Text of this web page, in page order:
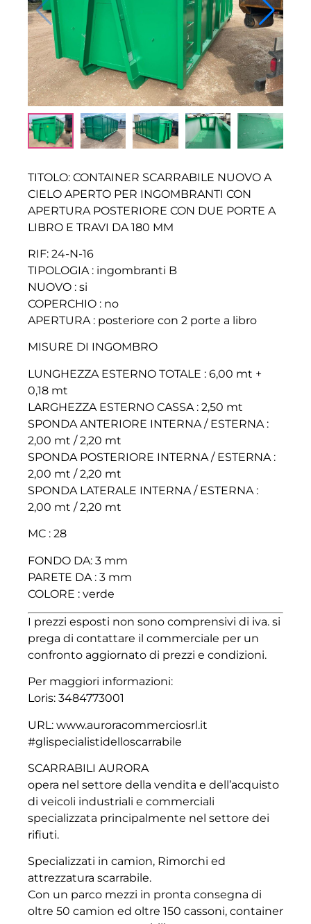
TITOLO: CONTAINER SCARRABILE NUOVO A
CIELO APERTO PER INGOMBRANTI CON
APERTURA POSTERIORE CON DUE PORTE A
LIBRO E TRAVI DA 180 MM
RIF: 24-N-16
TIPOLOGIA : ingombranti B
NUOVO : si
COPERCHIO : no
APERTURA : posteriore con 2 porte a libro
MISURE DI INGOMBRO
LUNGHEZZA ESTERNO TOTALE : 6,00 mt +
0,18 mt
LARGHEZZA ESTERNO CASSA : 2,50 mt
SPONDA ANTERIORE INTERNA / ESTERNA :
2,00 mt / 2,20 mt
SPONDA POSTERIORE INTERNA / ESTERNA :
2,00 mt / 2,20 mt
SPONDA LATERALE INTERNA / ESTERNA :
2,00 mt / 2,20 mt
MC : 28
FONDO DA: 3 mm
PARETE DA : 3 mm
COLORE : verde
I prezzi esposti non sono comprensivi di iva. si
prega di contattare il commerciale per un
confronto aggiornato di prezzi e condizioni.
Per maggiori informazioni:
Loris: 3484773001
URL: www.auroracommerciosrl.it
#glispecialistidelloscarrabile
SCARRABILI AURORA
opera nel settore della vendita e dell’acquisto
di veicoli industriali e commerciali
specializzata principalmente nel settore dei
rifiuti.
Specializzati in camion, Rimorchi ed
attrezzatura scarrabile.
Con un parco mezzi in pronta consegna di
oltre 50 camion ed oltre 150 cassoni, container